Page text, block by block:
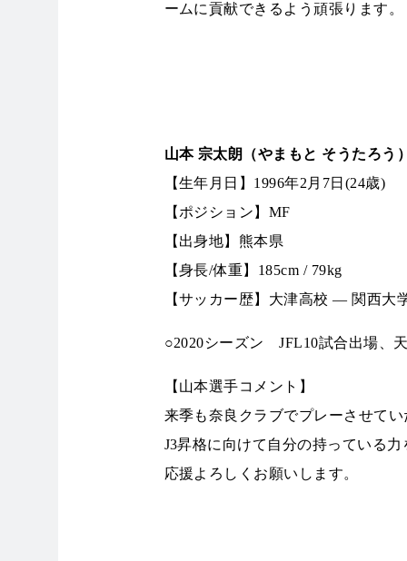
ームに貢献できるよう頑張ります。
山本 宗太朗（やまもと そうたろう
【生年月日】1996年2月7日(24歳)
【ポジション】MF
【出身地】熊本県
【身長/体重】185cm / 79kg
【サッカー歴】大津高校 ― 関西大
○2020シーズン JFL10試合出場、
【山本選手コメント】
来季も奈良クラブでプレーさせて
J3昇格に向けて自分の持っている
応援よろしくお願いします。